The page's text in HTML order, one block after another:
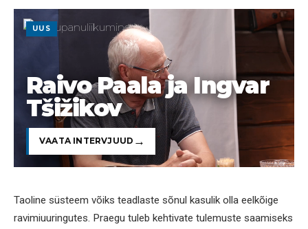
UUS
Raivo Paala ja Ingvar
Tšižikov
VAATA INTERVJUUD
Taoline süsteem võiks teadlaste sõnul kasulik olla eelkõige
ravimiuuringutes. Praegu tuleb kehtivate tulemuste saamiseks